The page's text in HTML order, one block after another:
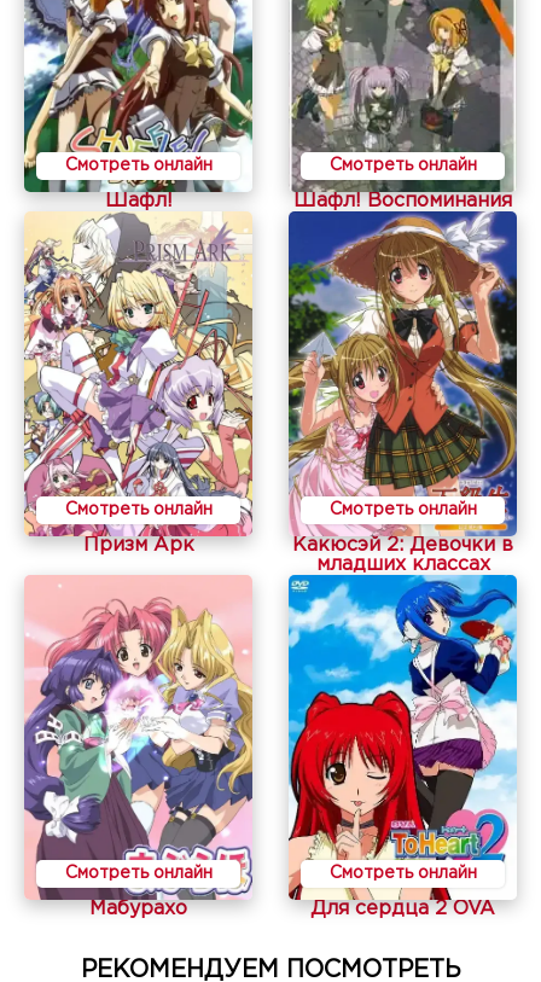
Смотреть онлайн
Шафл!
Смотреть онлайн
Шафл! Воспоминания
Смотреть онлайн
Призм Арк
Смотреть онлайн
Какюсэй 2: Девочки в
младших классах
Смотреть онлайн
Мабурахо
Смотреть онлайн
Для сердца 2 OVA
РЕКОМЕНДУЕМ ПОСМОТРЕТЬ